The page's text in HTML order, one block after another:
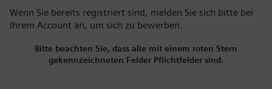
Wenn Sie bereits registriert sind, melden Sie sich bitte bei
Ihrem Account an, um sich zu bewerben.
Bitte beachten Sie, dass alle mit einem roten Stern
gekennzeichneten Felder Pflichtfelder sind.